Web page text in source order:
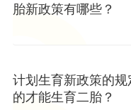
胎新政策有哪些？
计划生育新政策的
的才能生育二胎？